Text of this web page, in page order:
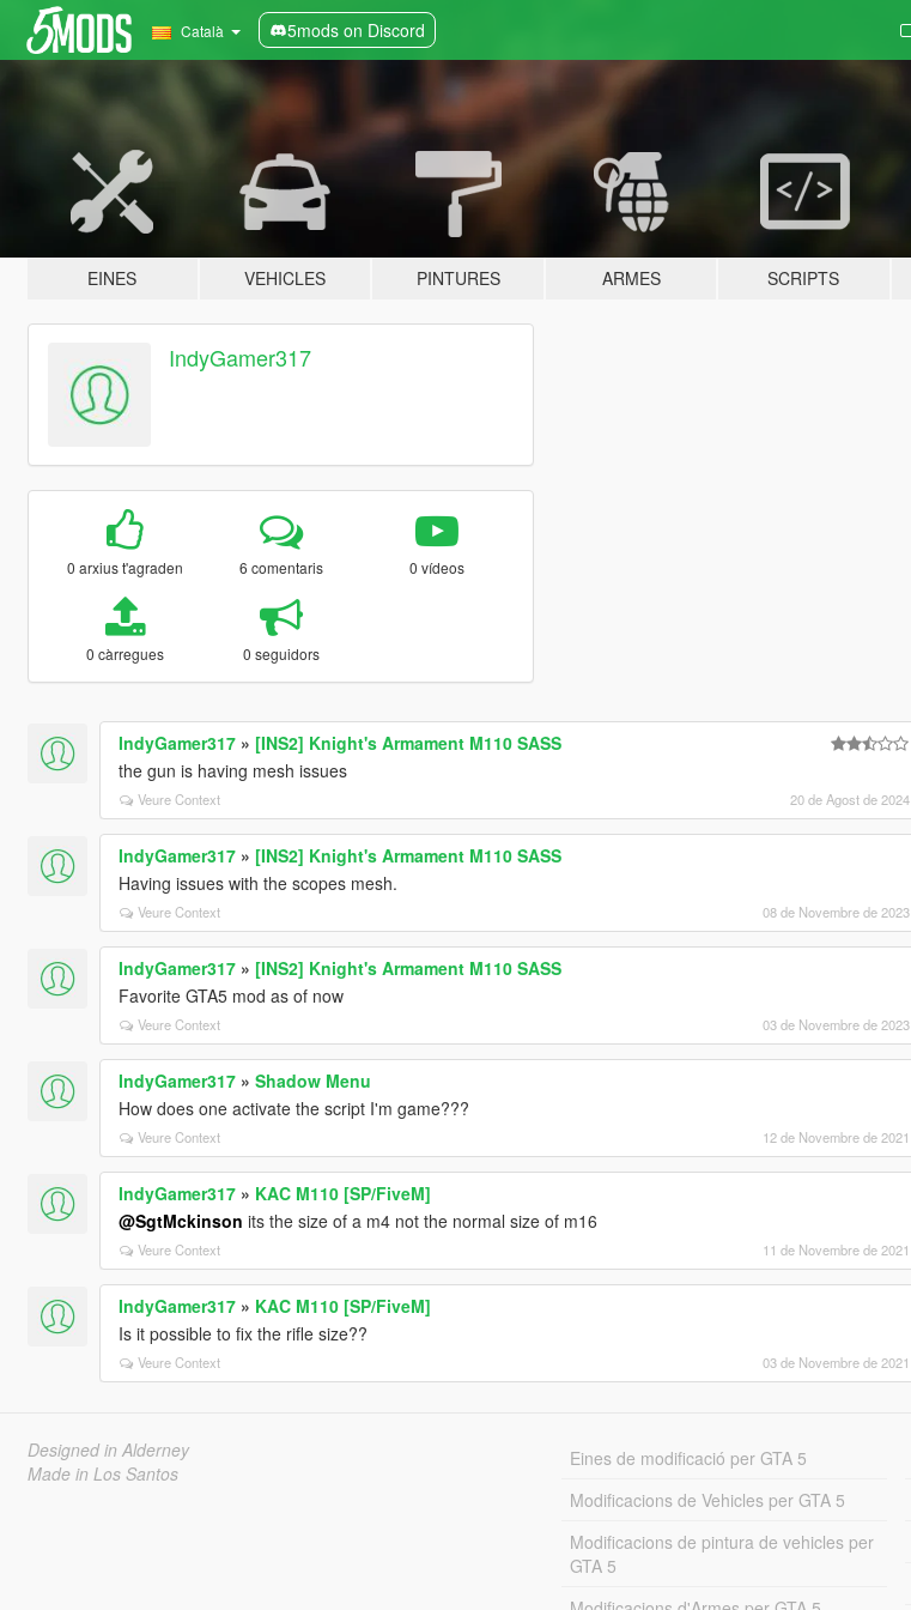
Català 5mods on Discord
EINES VEHICLES PINTURES ARMES SCRIPTS
IndyGamer317
0 arxius t'agraden 6 comentaris 0 vídeos
0 càrregues 0 seguidors
IndyGamer317» [INS2] Knight's Armament M110 SASS
the gun is having mesh issues
Veure Context 20 de Agost de 2024
IndyGamer317» [INS2] Knight's Armament M110 SASS
Having issues with the scopes mesh.
Veure Context 08 de Novembre de 2023
IndyGamer317» [INS2] Knight's Armament M110 SASS
Favorite GTA5 mod as of now
Veure Context 03 de Novembre de 2023
IndyGamer317» Shadow Menu
How does one activate the script I'm game???
Veure Context 12 de Novembre de 2021
IndyGamer317» KAC M110 [SP/FiveM]
@SgtMckinson its the size of a m4 not the normal size of m16
Veure Context 11 de Novembre de 2021
IndyGamer317» KAC M110 [SP/FiveM]
Is it possible to fix the rifle size??
Veure Context 03 de Novembre de 2021
Designed in Alderney
Made in Los Santos
Eines de modificació per GTA 5
Modificacions de Vehicles per GTA 5
Modificacions de pintura de vehicles per
GTA 5